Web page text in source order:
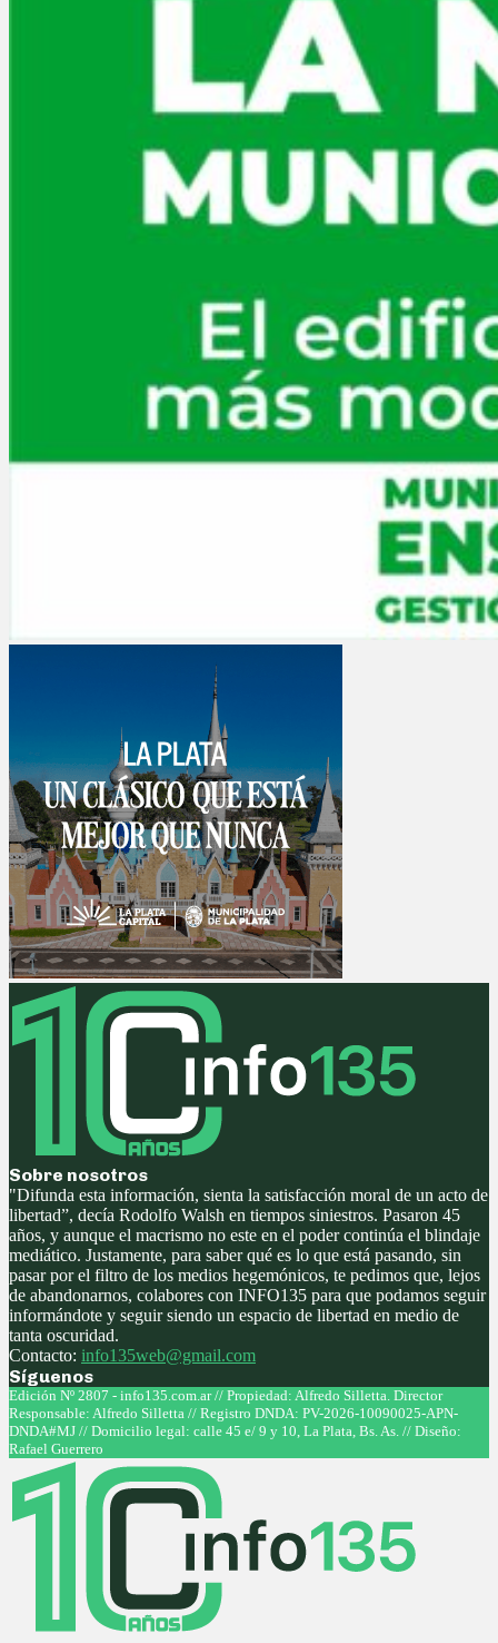
Sobre nosotros
"Difunda esta información, sienta la satisfacción moral de un acto de
libertad”, decía Rodolfo Walsh en tiempos siniestros. Pasaron 45
años, y aunque el macrismo no este en el poder continúa el blindaje
mediático. Justamente, para saber qué es lo que está pasando, sin
pasar por el filtro de los medios hegemónicos, te pedimos que, lejos
de abandonarnos, colabores con INFO135 para que podamos seguir
informándote y seguir siendo un espacio de libertad en medio de
tanta oscuridad.
Contacto: info135web@gmail.com
Síguenos
Facebook
Twitter
Instagram
Youtube
Edición Nº 2807 - info135.com.ar // Propiedad: Alfredo Silletta. Director
Responsable: Alfredo Silletta // Registro DNDA: PV-2026-10090025-APN-
DNDA#MJ // Domicilio legal: calle 45 e/ 9 y 10, La Plata, Bs. As. // Diseño:
Rafael Guerrero